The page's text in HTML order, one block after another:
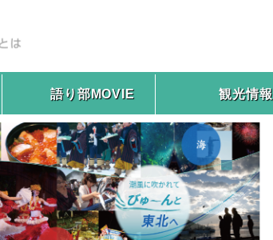
語り部MOVIE 観光情報